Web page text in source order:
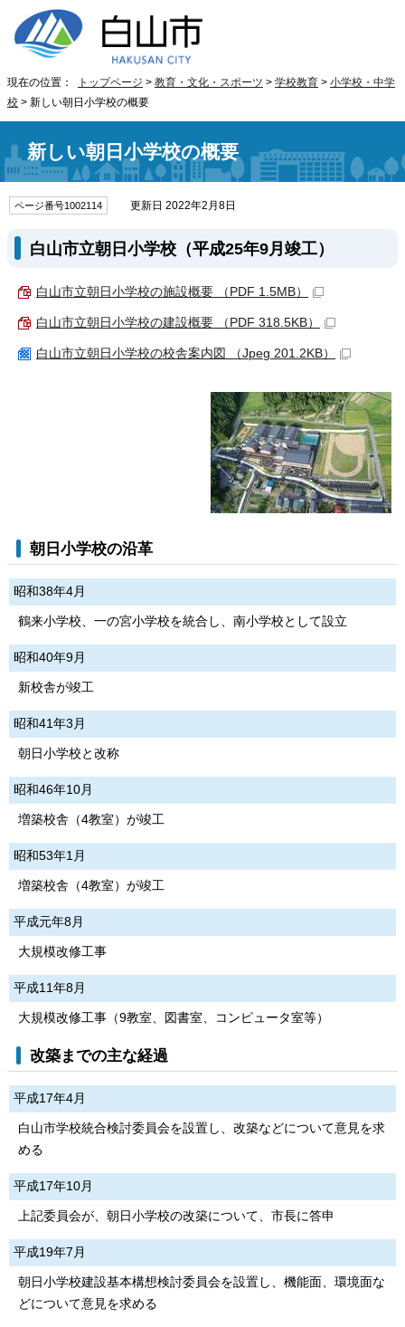
現在の位置： トップページ > 教育・文化・スポーツ > 学校教育 > 小学校・中学
校 > 新しい朝日小学校の概要
新しい朝日小学校の概要
ページ番号1002114 更新日 2022年2月8日
白山市立朝日小学校（平成25年9月竣工）
白山市立朝日小学校の施設概要 （PDF 1.5MB）
白山市立朝日小学校の建設概要 （PDF 318.5KB）
白山市立朝日小学校の校舎案内図 （Jpeg 201.2KB）
朝日小学校の沿革
昭和38年4月
鶴来小学校、一の宮小学校を統合し、南小学校として設立
昭和40年9月
新校舎が竣工
昭和41年3月
朝日小学校と改称
昭和46年10月
増築校舎（4教室）が竣工
昭和53年1月
増築校舎（4教室）が竣工
平成元年8月
大規模改修工事
平成11年8月
大規模改修工事（9教室、図書室、コンピュータ室等）
改築までの主な経過
平成17年4月
白山市学校統合検討委員会を設置し、改築などについて意見を求
める
平成17年10月
上記委員会が、朝日小学校の改築について、市長に答申
平成19年7月
朝日小学校建設基本構想検討委員会を設置し、機能面、環境面な
どについて意見を求める